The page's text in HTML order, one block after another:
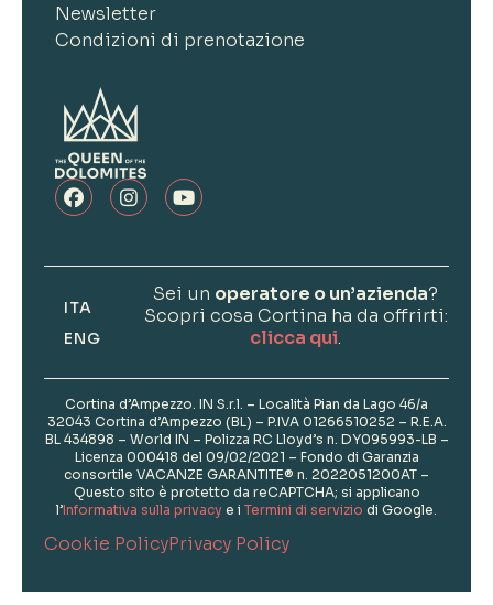
Newsletter
Condizioni di prenotazione
ITA
ENG
Sei un operatore o un’azienda?
Scopri cosa Cortina ha da offrirti:
clicca qui.
Cortina d’Ampezzo. IN S.r.l. – Località Pian da Lago 46/a
32043 Cortina d’Ampezzo (BL) – P.IVA 01266510252 – R.E.A.
BL 434898 – World IN – Polizza RC Lloyd’s n. DY095993-LB –
Licenza 000418 del 09/02/2021 – Fondo di Garanzia
consortile VACANZE GARANTITE® n. 2022051200AT –
Questo sito è protetto da reCAPTCHA; si applicano
l’Informativa sulla privacy e i Termini di servizio di Google.
Cookie PolicyPrivacy Policy